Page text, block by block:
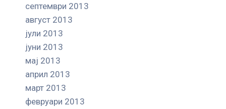
септември 2013
август 2013
јули 2013
јуни 2013
мај 2013
април 2013
март 2013
февруари 2013